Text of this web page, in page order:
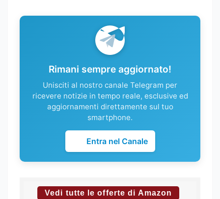
Rimani sempre aggiornato!
Unisciti al nostro canale Telegram per
ricevere notizie in tempo reale, esclusive ed
aggiornamenti direttamente sul tuo
smartphone.
Entra nel Canale